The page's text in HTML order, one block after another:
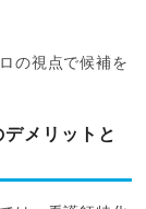
の視点で候補を
メリットと